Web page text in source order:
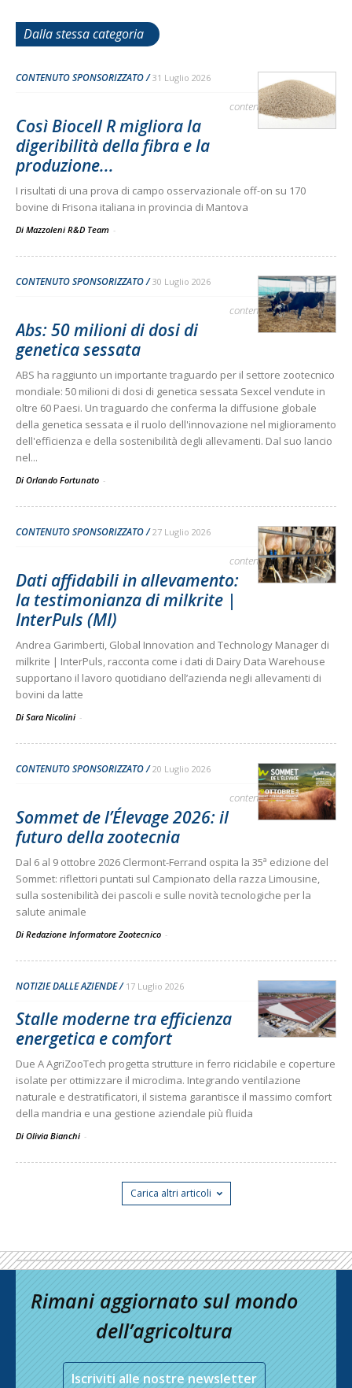
Dalla stessa categoria
CONTENUTO SPONSORIZZATO 31 Luglio 2026
contenuto sponsorizzato
Così Biocell R migliora la
digeribilità della fibra e la
produzione...
I risultati di una prova di campo osservazionale off-on su 170
bovine di Frisona italiana in provincia di Mantova
Di Mazzoleni R&D Team -
CONTENUTO SPONSORIZZATO 30 Luglio 2026
contenuto sponsorizzato
Abs: 50 milioni di dosi di
genetica sessata
ABS ha raggiunto un importante traguardo per il settore zootecnico
mondiale: 50 milioni di dosi di genetica sessata Sexcel vendute in
oltre 60 Paesi. Un traguardo che conferma la diffusione globale
della genetica sessata e il ruolo dell'innovazione nel miglioramento
dell'efficienza e della sostenibilità degli allevamenti. Dal suo lancio
nel...
Di Orlando Fortunato -
CONTENUTO SPONSORIZZATO 27 Luglio 2026
contenuto sponsorizzato
Dati affidabili in allevamento:
la testimonianza di milkrite |
InterPuls (MI)
Andrea Garimberti, Global Innovation and Technology Manager di
milkrite | InterPuls, racconta come i dati di Dairy Data Warehouse
supportano il lavoro quotidiano dell’azienda negli allevamenti di
bovini da latte
Di Sara Nicolini -
CONTENUTO SPONSORIZZATO 20 Luglio 2026
contenuto sponsorizzato
Sommet de l’Élevage 2026: il
futuro della zootecnia
Dal 6 al 9 ottobre 2026 Clermont-Ferrand ospita la 35ª edizione del
Sommet: riflettori puntati sul Campionato della razza Limousine,
sulla sostenibilità dei pascoli e sulle novità tecnologiche per la
salute animale
Di Redazione Informatore Zootecnico -
NOTIZIE DALLE AZIENDE 17 Luglio 2026
Stalle moderne tra efficienza
energetica e comfort
Due A AgriZooTech progetta strutture in ferro riciclabile e coperture
isolate per ottimizzare il microclima. Integrando ventilazione
naturale e destratificatori, il sistema garantisce il massimo comfort
della mandria e una gestione aziendale più fluida
Di Olivia Bianchi -
Carica altri articoli
Rimani aggiornato sul mondo
dell’agricoltura
Iscriviti alle nostre newsletter